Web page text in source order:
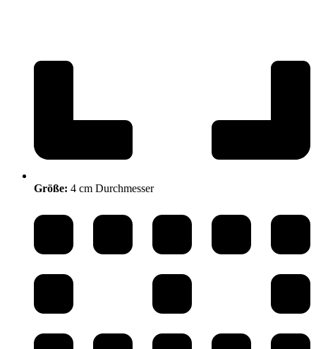
Größe: 4 cm Durchmesser